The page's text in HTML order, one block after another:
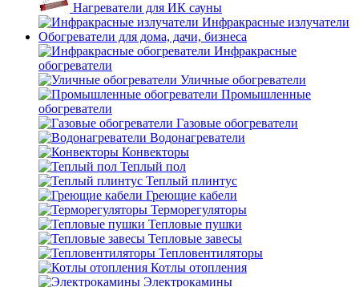
Нагреватели для ИК сауны
Инфракрасные излучатели
Обогреватели для дома, дачи, бизнеса
Инфракрасные
обогреватели
Уличные обогреватели
Промышленные
обогреватели
Газовые обогреватели
Водонагреватели
Конвекторы
Теплый пол
Теплый плинтус
Греющие кабели
Терморегуляторы
Тепловые пушки
Тепловые завесы
Тепловентиляторы
Котлы отопления
Электрокамины